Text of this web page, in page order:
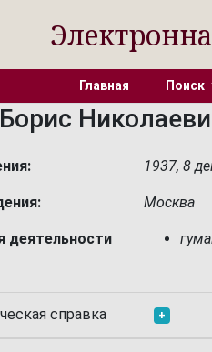
Главная Поиск
1937, 8
Москва
деятельности
справка +